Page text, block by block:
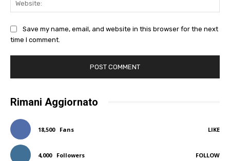
Save my name, email, and website in this browser for the next
time I comment.
Rimani Aggiornato
18,500 Fans LIKE
4,000 Followers FOLLOW